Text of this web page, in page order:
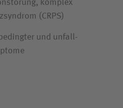
komplex
(CRPS)
und unfall­